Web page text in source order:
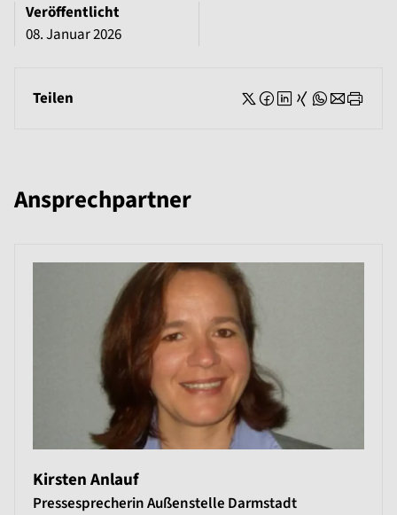
Veröffentlicht
08. Januar 2026
Teilen
Ansprechpartner
Kirsten Anlauf
Pressesprecherin Außenstelle Darmstadt